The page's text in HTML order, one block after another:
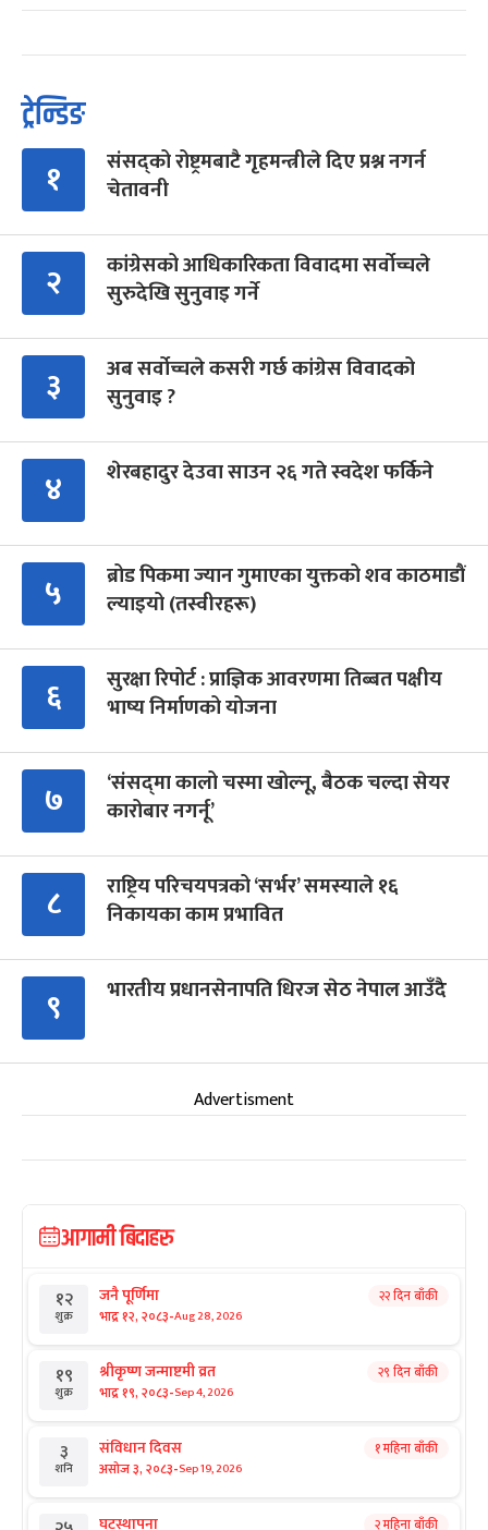
ट्रेन्डिङ
१
संसद्को रोष्ट्रमबाटै गृहमन्त्रीले दिए प्रश्न नगर्न
चेतावनी
२
कांग्रेसको आधिकारिकता विवादमा सर्वोच्चले
सुरुदेखि सुनुवाइ गर्ने
३
अब सर्वोच्चले कसरी गर्छ कांग्रेस विवादको
सुनुवाइ ?
४ शेरबहादुर देउवा साउन २६ गते स्वदेश फर्किने
५
ब्रोड पिकमा ज्यान गुमाएका युक्तको शव काठमाडौं
ल्याइयो (तस्वीरहरू)
६
सुरक्षा रिपोर्ट : प्राज्ञिक आवरणमा तिब्बत पक्षीय
भाष्य निर्माणको योजना
७
‘संसद्‍मा कालो चस्मा खोल्नू, बैठक चल्दा सेयर
कारोबार नगर्नू’
८
राष्ट्रिय परिचयपत्रको ‘सर्भर’ समस्याले १६
निकायका काम प्रभावित
९ भारतीय प्रधानसेनापति धिरज सेठ नेपाल आउँदै
Advertisment
आगामी बिदाहरु
१२
शुक्र
जनै पूर्णिमा
भाद्र १२, २०८३-Aug 28, 2026
२२ दिन बाँकी
१९
शुक्र
श्रीकृष्ण जन्माष्टमी व्रत
भाद्र १९, २०८३-Sep 4, 2026
२९ दिन बाँकी
३
शनि
संविधान दिवस
असोज ३, २०८३-Sep 19, 2026
१ महिना बाँकी
घटस्थापना २ महिना बाँकी